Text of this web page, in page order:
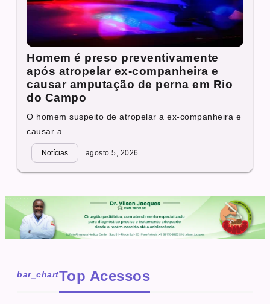
Homem é preso preventivamente
após atropelar ex-companheira e
causar amputação de perna em Rio
do Campo
O homem suspeito de atropelar a ex-companheira e
causar a...
Notícias agosto 5, 2026
bar_chartTop Acessos